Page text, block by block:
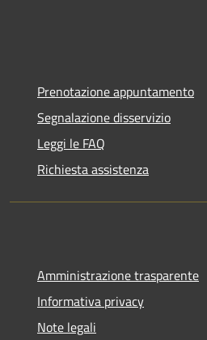
Prenotazione appuntamento
Segnalazione disservizio
Leggi le FAQ
Richiesta assistenza
Amministrazione trasparente
Informativa privacy
Note legali